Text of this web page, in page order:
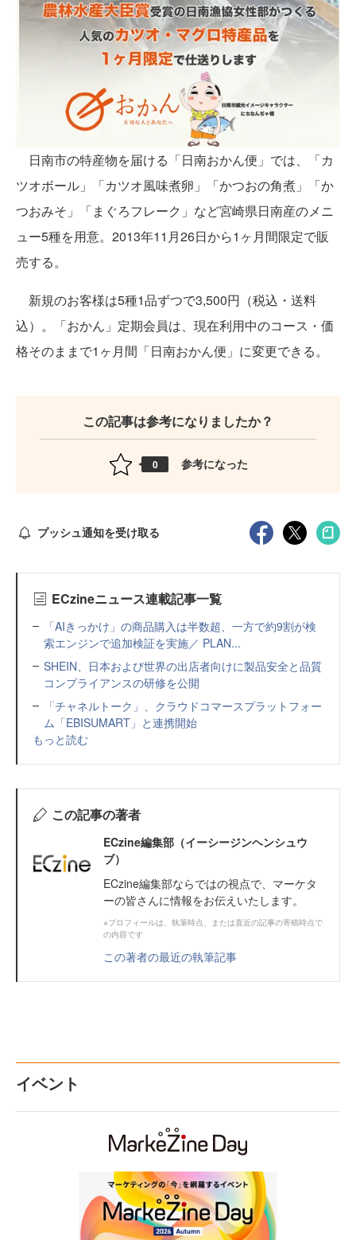
日南市の特産物を届ける「日南おかん便」では、「カ
ツオボール」「カツオ風味煮卵」「かつおの角煮」「か
つおみそ」「まぐろフレーク」など宮崎県日南産のメニ
ュー5種を用意。2013年11月26日から1ヶ月間限定で販
売する。
新規のお客様は5種1品ずつで3,500円（税込・送料
込）。「おかん」定期会員は、現在利用中のコース・価
格そのままで1ヶ月間「日南おかん便」に変更できる。
この記事は参考になりましたか？
0 参考になった
プッシュ通知を受け取る
ECzineニュース連載記事一覧
「AIきっかけ」の商品購入は半数超、一方で約9割が検
索エンジンで追加検証を実施／ PLAN...
SHEIN、日本および世界の出店者向けに製品安全と品質
コンプライアンスの研修を公開
「チャネルトーク」、クラウドコマースプラットフォー
ム「EBISUMART」と連携開始
もっと読む
この記事の著者
ECzine編集部（イーシージンヘンシュウ
ブ）
ECzine編集部ならではの視点で、マーケタ
ーの皆さんに情報をお伝えいたします。
※プロフィールは、執筆時点、または直近の記事の寄稿時点で
の内容です
この著者の最近の執筆記事
イベント